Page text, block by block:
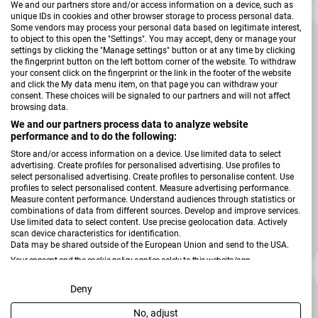
We and our partners store and/or access information on a device, such as
unique IDs in cookies and other browser storage to process personal data.
Some vendors may process your personal data based on legitimate interest,
to object to this open the "Settings". You may accept, deny or manage your
settings by clicking the "Manage settings" button or at any time by clicking
the fingerprint button on the left bottom corner of the website. To withdraw
your consent click on the fingerprint or the link in the footer of the website
and click the My data menu item, on that page you can withdraw your
consent. These choices will be signaled to our partners and will not affect
browsing data.
We and our partners process data to analyze website
performance and to do the following:
Store and/or access information on a device. Use limited data to select
advertising. Create profiles for personalised advertising. Use profiles to
select personalised advertising. Create profiles to personalise content. Use
profiles to select personalised content. Measure advertising performance.
Measure content performance. Understand audiences through statistics or
combinations of data from different sources. Develop and improve services.
Use limited data to select content. Use precise geolocation data. Actively
scan device characteristics for identification.
Data may be shared outside of the European Union and send to the USA.
Your consent and the cookie policy applies solely to this website/app.
View Partner List (2 IAB Vendors)
Deny
No, adjust
Tiefpreis
Highboard Tina
Verkäufer:
Hardi
Regulärer Preis
929,00 €
-34 %